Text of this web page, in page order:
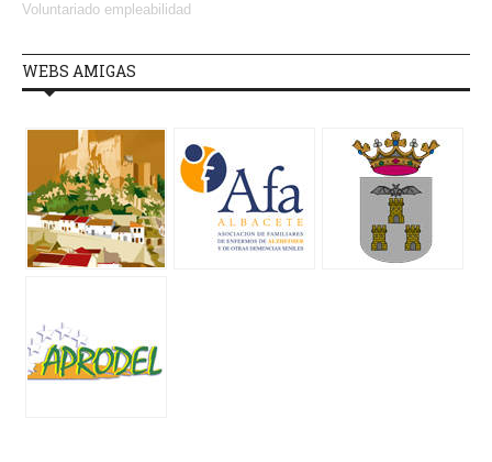
Voluntariado empleabilidad
WEBS AMIGAS